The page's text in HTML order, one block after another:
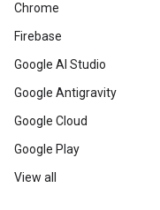
Chrome
Firebase
Google AI Studio
Google Antigravity
Google Cloud
Google Play
View all